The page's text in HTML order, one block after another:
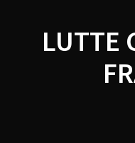
LUTTE